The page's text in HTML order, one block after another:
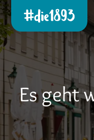
Es
Die
Zur neuen Startseite